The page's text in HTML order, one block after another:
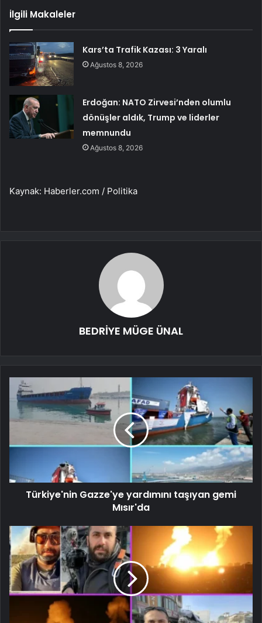
İlgili Makaleler
Kars’ta Trafik Kazası: 3 Yaralı
Ağustos 8, 2026
Erdoğan: NATO Zirvesi’nden olumlu
dönüşler aldık, Trump ve liderler
memnundu
Ağustos 8, 2026
Kaynak: Haberler.com / Politika
BEDRİYE MÜGE ÜNAL
Türkiye'nin Gazze'ye yardımını taşıyan gemi
Mısır'da